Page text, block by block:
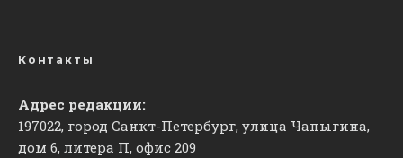
Контакты
Адрес редакции:
197022, город Санкт-Петербург, улица Чапыгина,
дом 6, литера П, офис 209